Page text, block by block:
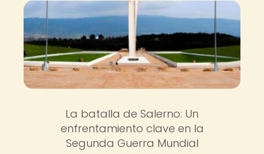
La batalla de Salerno: Un
enfrentamiento clave en la
Segunda Guerra Mundial